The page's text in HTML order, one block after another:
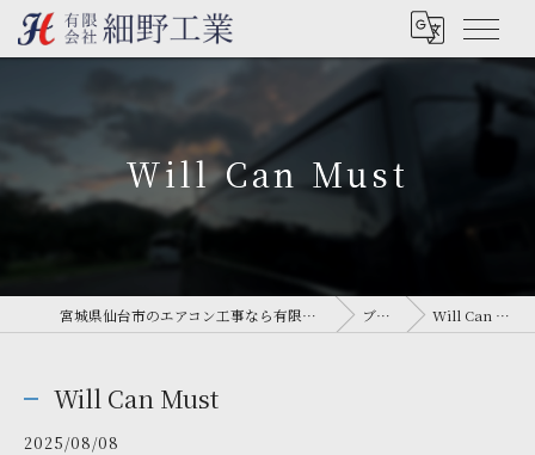
Will Can Must
宮城県仙台市のエアコン工事なら有限会社細野工業 ブログ Will Can Must
Will Can Must
2025/08/08